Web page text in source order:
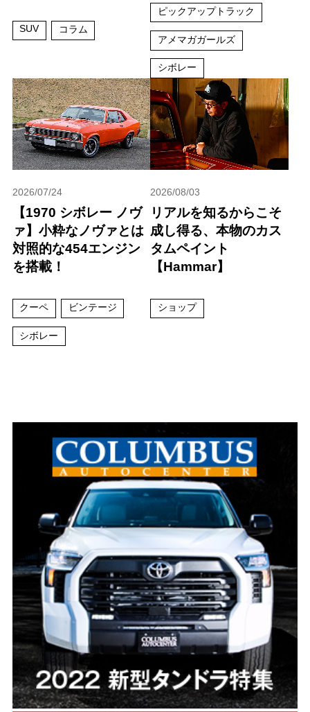
SUV コラム
ピックアップトラック
アメマガガールズ
シボレー
2026/07/24
【1970 シボレー ノヴ
ァ】小粋なノヴァとは
対照的な454エンジン
を搭載！
クーペ ビンテージ
シボレー
2026/08/03
リアルを知るからこそ
成し得る、本物のカス
タムペイント
【Hammar】
ショップ